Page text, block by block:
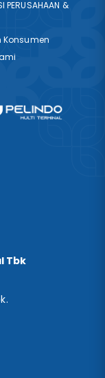
Tbk
PERUSAHAAN &
Konsumen